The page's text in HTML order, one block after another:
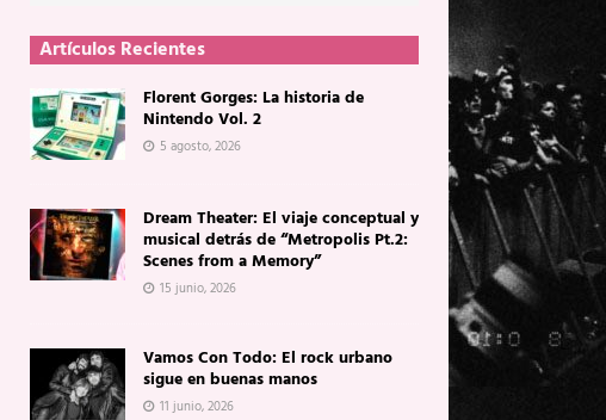
Artículos Recientes
Florent Gorges: La historia de
Nintendo Vol. 2
5 agosto, 2026
Dream Theater: El viaje conceptual y
musical detrás de “Metropolis Pt.2:
Scenes from a Memory”
15 junio, 2026
Vamos Con Todo: El rock urbano
sigue en buenas manos
11 junio, 2026